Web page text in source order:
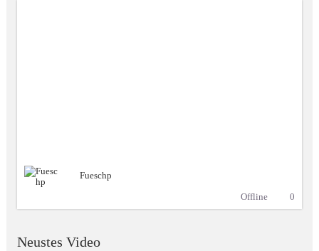
Fueschp
Offline
0
Neustes Video